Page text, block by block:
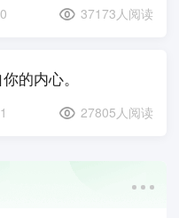
0 37173人阅读
的内心。
1 27805人阅读